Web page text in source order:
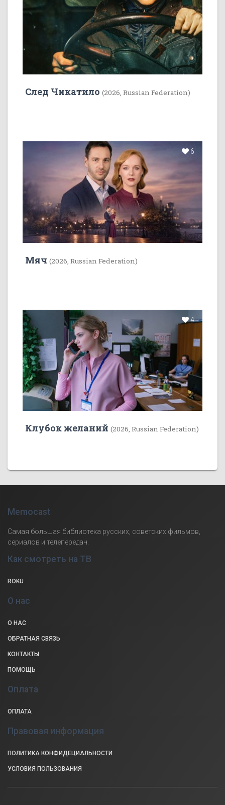
След Чикатило (2026, Russian Federation)
6
Мяч (2026, Russian Federation)
4
Клубок желаний (2026, Russian Federation)
Memocast
Самая большая библиотека русских, советских фильмов,
сериалов и телепередач.
Как смотреть на ТВ
ROKU
О нас
О НАС
ОБРАТНАЯ СВЯЗЬ
КОНТАКТЫ
ПОМОЩЬ
Оплата
ОПЛАТА
Правовая информация
ПОЛИТИКА КОНФИДЕЦИАЛЬНОСТИ
УСЛОВИЯ ПОЛЬЗОВАНИЯ